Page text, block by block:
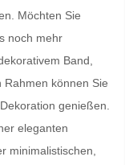
Möchten Sie
noch mehr
Band,
können Sie
genießen.
eleganten
minimalistischen,